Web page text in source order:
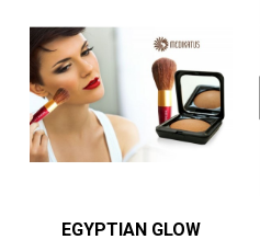
EGYPTIAN GLOW